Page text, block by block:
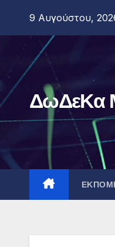
περιεχόμενο
9 Αυγούστου,
ΔωΔεΚα